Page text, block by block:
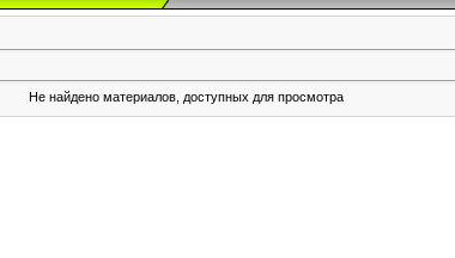
Не найдено материалов, доступных для просмотра